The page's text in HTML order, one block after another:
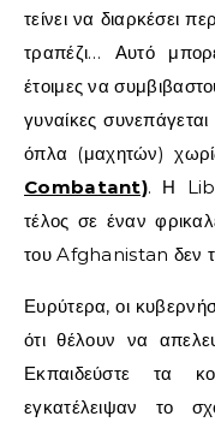
τείνει να διαρκέσει
τραπέζι… Αυτό
έτοιμες να
γυναίκες
όπλα (μαχητών)
Combatant). Η
τέλος σε έναν
του Afghanistan δεν
Ευρύτερα, οι
ότι θέλουν να
Εκπαιδεύστε τα
εγκατέλειψαν το